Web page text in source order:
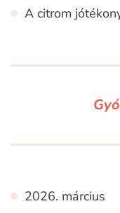
A citrom
2026. március